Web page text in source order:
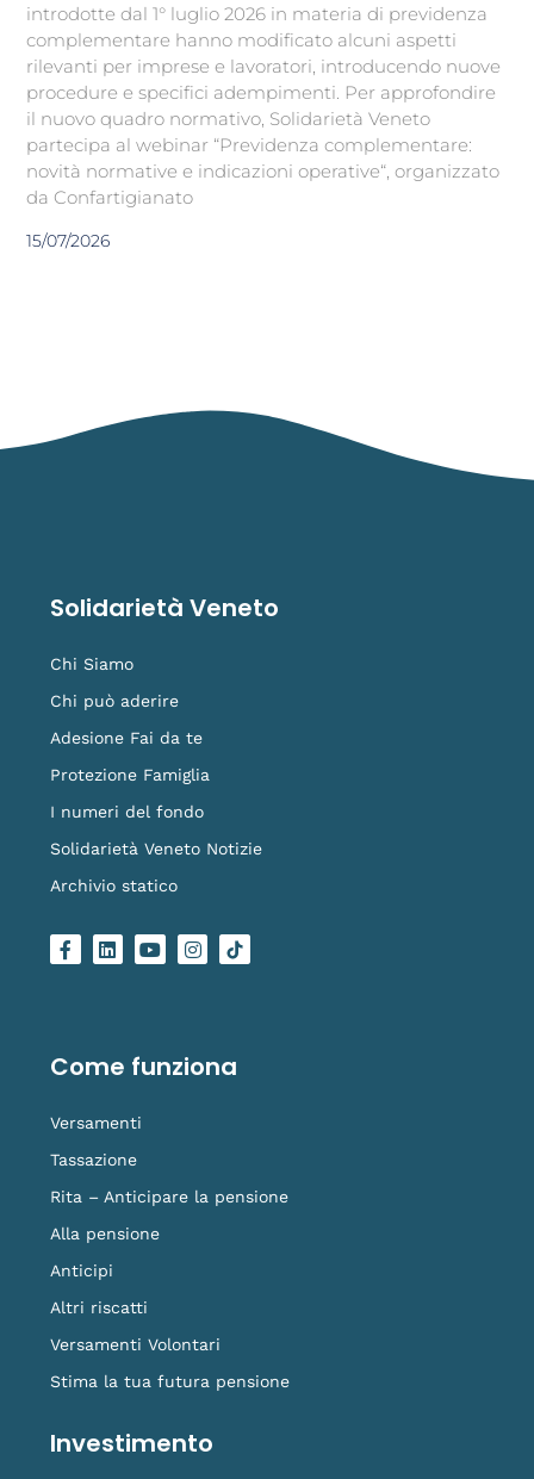
introdotte dal 1° luglio 2026 in materia di previdenza
complementare hanno modificato alcuni aspetti
rilevanti per imprese e lavoratori, introducendo nuove
procedure e specifici adempimenti. Per approfondire
il nuovo quadro normativo, Solidarietà Veneto
partecipa al webinar “Previdenza complementare:
novità normative e indicazioni operative“, organizzato
da Confartigianato
15/07/2026
Solidarietà Veneto
Chi Siamo
Chi può aderire
Adesione Fai da te
Protezione Famiglia
I numeri del fondo
Solidarietà Veneto Notizie
Archivio statico
F
a
o
k
L
i
i
n
Y
o
e
I
n
r
a
L
o
i
k
Come funziona
Versamenti
Tassazione
Rita – Anticipare la pensione
Alla pensione
Anticipi
Altri riscatti
Versamenti Volontari
Stima la tua futura pensione
Investimento